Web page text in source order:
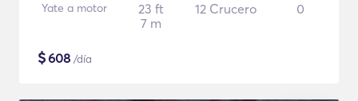
Yate a motor
23 ft
7 m
12 Crucero 0
$608 /día